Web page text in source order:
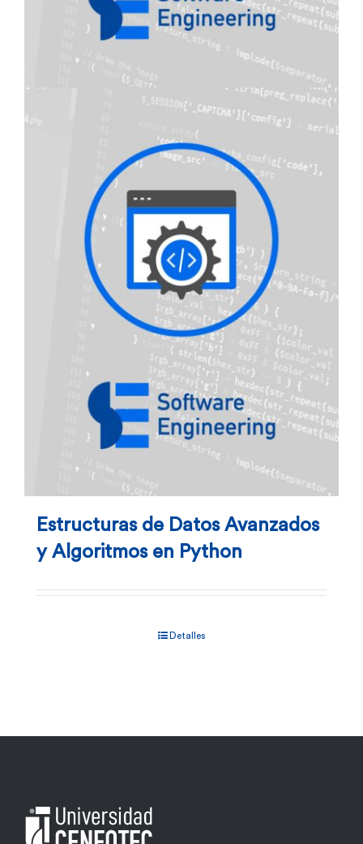
Estructuras de Datos Avanzados
y Algoritmos en Python
Detalles